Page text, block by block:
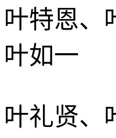
叶特恩、
叶如一
叶礼贤、